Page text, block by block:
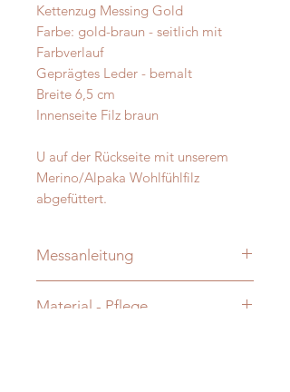
Kettenzug Messing Gold
Farbe: gold-braun - seitlich mit
Farbverlauf
Geprägtes Leder - bemalt
Breite 6,5 cm
Innenseite Filz braun
U auf der Rückseite mit unserem
Merino/Alpaka Wohlfühlfilz
abgefüttert.
Messanleitung
auch perfekt passt messen Sie Ihren
Material - Pflege